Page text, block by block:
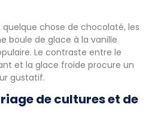
chose de chocolaté, les
boule de glace à la vanille
Le contraste entre le
et la glace froide procure un
gustatif.
de cultures et de